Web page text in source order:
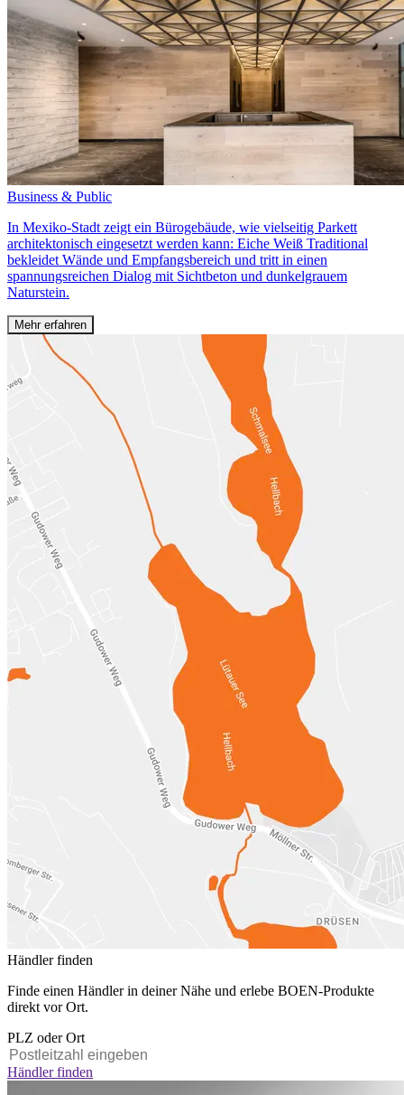
Business & Public
In Mexiko-Stadt zeigt ein Bürogebäude, wie vielseitig Parkett
architektonisch eingesetzt werden kann: Eiche Weiß Traditional
bekleidet Wände und Empfangsbereich und tritt in einen
spannungsreichen Dialog mit Sichtbeton und dunkelgrauem
Naturstein.
Mehr erfahren
Händler finden
Finde einen Händler in deiner Nähe und erlebe BOEN-Produkte
direkt vor Ort.
PLZ oder Ort
Händler finden